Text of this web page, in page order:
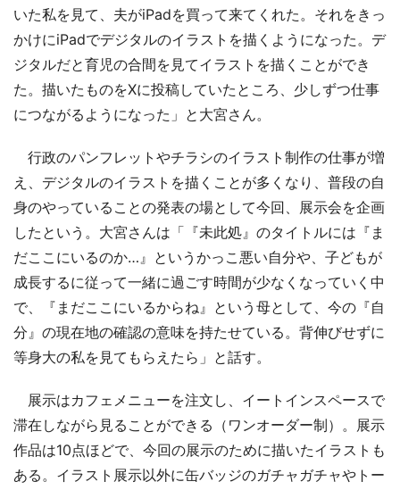
いた私を見て、夫がiPadを買って来てくれた。それをきっ
かけにiPadでデジタルのイラストを描くようになった。デ
ジタルだと育児の合間を見てイラストを描くことができ
た。描いたものをXに投稿していたところ、少しずつ仕事
につながるようになった」と大宮さん。
行政のパンフレットやチラシのイラスト制作の仕事が増
え、デジタルのイラストを描くことが多くなり、普段の自
身のやっていることの発表の場として今回、展示会を企画
したという。大宮さんは「『未此処』のタイトルには『ま
だここにいるのか…』というかっこ悪い自分や、子どもが
成長するに従って一緒に過ごす時間が少なくなっていく中
で、『まだここにいるからね』という母として、今の『自
分』の現在地の確認の意味を持たせている。背伸びせずに
等身大の私を見てもらえたら」と話す。
展示はカフェメニューを注文し、イートインスペースで
滞在しながら見ることができる（ワンオーダー制）。展示
作品は10点ほどで、今回の展示のために描いたイラストも
ある。イラスト展示以外に缶バッジのガチャガチャやトー